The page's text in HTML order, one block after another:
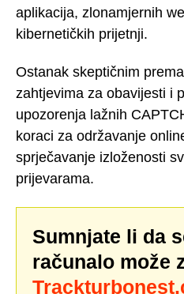
aplikacija, zlonamjernih
kibernetičkih prijetnji.
Ostanak skeptičnim
zahtjevima za obavijesti i
upozorenja lažnih
koraci za održavanje
sprječavanje izloženosti
prijevarama.
Sumnjate li da
računalo može